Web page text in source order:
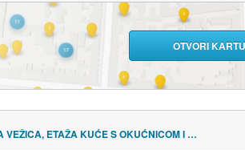
OTVORI KARTU
GORNJA VEŽICA, ETAŽA KUĆE S OKUĆNICOM I PARKINGOM